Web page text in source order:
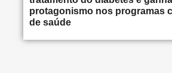
protagonismo nos programas
de saúde